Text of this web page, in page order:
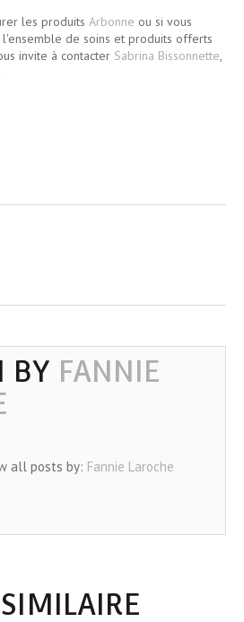
les produits Arbonne ou si vous
de soins et produits offerts
invite à contacter Sabrina Bissonnette,
BY FANNIE
all posts by: Fannie Laroche